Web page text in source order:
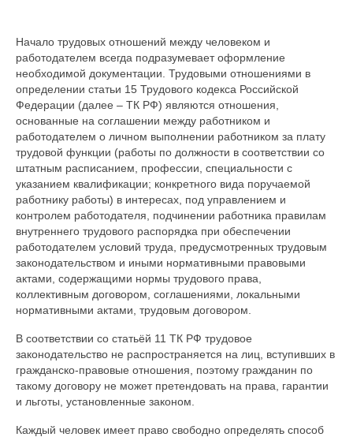
Документы
Противодействие коррупции
Задать вопрос
Начало трудовых отношений между человеком и
работодателем всегда подразумевает оформление
необходимой документации. Трудовыми отношениями в
определении статьи 15 Трудового кодекса Российской
Федерации (далее – ТК РФ) являются отношения,
основанные на соглашении между работником и
работодателем о личном выполнении работником за плату
трудовой функции (работы по должности в соответствии со
штатным расписанием, профессии, специальности с
указанием квалификации; конкретного вида поручаемой
работнику работы) в интересах, под управлением и
контролем работодателя, подчинении работника правилам
внутреннего трудового распорядка при обеспечении
работодателем условий труда, предусмотренных трудовым
законодательством и иными нормативными правовыми
актами, содержащими нормы трудового права,
коллективным договором, соглашениями, локальными
нормативными актами, трудовым договором.
В соответствии со статьёй 11 ТК РФ трудовое
законодательство не распространяется на лиц, вступивших в
гражданско-правовые отношения, поэтому гражданин по
такому договору не может претендовать на права, гарантии
и льготы, установленные законом.
Каждый человек имеет право свободно определять способ